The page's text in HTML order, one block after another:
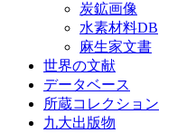
炭鉱画像
水素材料DB
麻生家文書
世界の文献
データベース
所蔵コレクション
九大出版物